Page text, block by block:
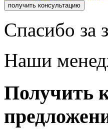
получить консультацию
Спасибо за
Наши
Получить